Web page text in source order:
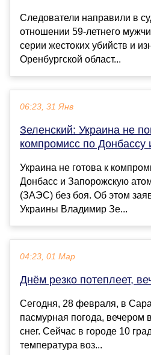
Следователи направили в
отношении 59-летнего
серии жестоких убийств и
Оренбургской област...
06:23, 31 Янв
Зеленский: Украина не
компромисс по
Украина не готова к
Донбасс и Запорожскую
(ЗАЭС) без боя. Об этом
Украины Владимир Зе...
04:23, 01 Мар
Днëм резко потеплеет,
Сегодня, 28 февраля, в
пасмурная погода, вечером
снег. Сейчас в городе 10
температура воз...